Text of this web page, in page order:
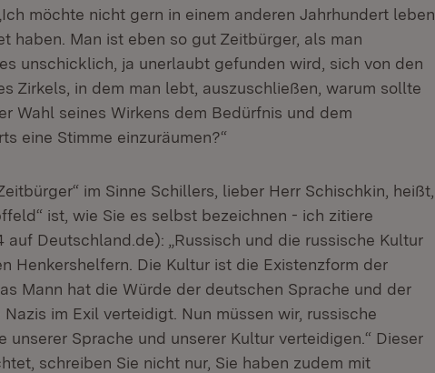
möchte nicht gern in einem anderen Jahrhundert leben
haben. Man ist eben so gut Zeitbürger, als man
unschicklich, ja unerlaubt gefunden wird, sich von den
Zirkels, in dem man lebt, auszuschließen, warum sollte
Wahl seines Wirkens dem Bedürfnis und dem
eine Stimme einzuräumen?“
im Sinne Schillers, lieber Herr Schischkin, heißt,
ist, wie Sie es selbst bezeichnen - ich zitiere
Deutschland.de): „Russisch und die russische Kultur
Henkershelfern. Die Kultur ist die Existenzform der
Mann hat die Würde der deutschen Sprache und der
im Exil verteidigt. Nun müssen wir, russische
unserer Sprache und unserer Kultur verteidigen.“ Dieser
schreiben Sie nicht nur, Sie haben zudem mit